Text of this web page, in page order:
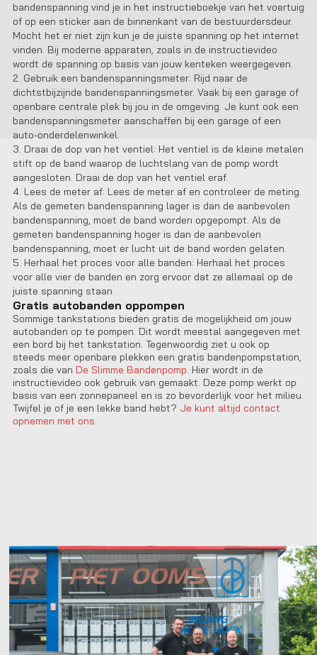
bandenspanning vind je in het instructieboekje van het voertuig
of op een sticker aan de binnenkant van de bestuurdersdeur.
Mocht het er niet zijn kun je de juiste spanning op het internet
vinden. Bij moderne apparaten, zoals in de instructievideo
wordt de spanning op basis van jouw kenteken weergegeven.
Gebruik een bandenspanningsmeter: Rijd naar de
dichtstbijzijnde bandenspanningsmeter. Vaak bij een garage of
openbare centrale plek bij jou in de omgeving. Je kunt ook een
bandenspanningsmeter aanschaffen bij een garage of een
auto-onderdelenwinkel.
Draai de dop van het ventiel: Het ventiel is de kleine metalen
stift op de band waarop de luchtslang van de pomp wordt
aangesloten. Draai de dop van het ventiel eraf.
Lees de meter af: Lees de meter af en controleer de meting.
Als de gemeten bandenspanning lager is dan de aanbevolen
bandenspanning, moet de band worden opgepompt. Als de
gemeten bandenspanning hoger is dan de aanbevolen
bandenspanning, moet er lucht uit de band worden gelaten.
Herhaal het proces voor alle banden: Herhaal het proces
voor alle vier de banden en zorg ervoor dat ze allemaal op de
juiste spanning staan.
Gratis autobanden oppompen
Sommige tankstations bieden gratis de mogelijkheid om jouw
autobanden op te pompen. Dit wordt meestal aangegeven met
een bord bij het tankstation. Tegenwoordig ziet u ook op
steeds meer openbare plekken een gratis bandenpompstation,
zoals die van De Slimme Bandenpomp. Hier wordt in de
instructievideo ook gebruik van gemaakt. Deze pomp werkt op
basis van een zonnepaneel en is zo bevorderlijk voor het milieu.
Twijfel je of je een lekke band hebt? Je kunt altijd contact
opnemen met ons.